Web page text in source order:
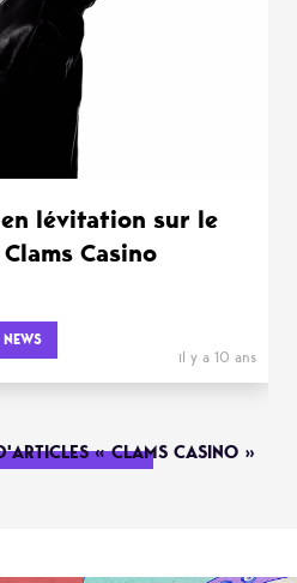
lévitation sur le
Casino
NEWS
il y a 10 ans
« CLAMS CASINO »